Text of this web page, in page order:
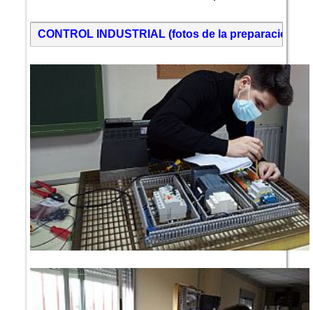
CONTROL INDUSTRIAL (fotos de la preparación y